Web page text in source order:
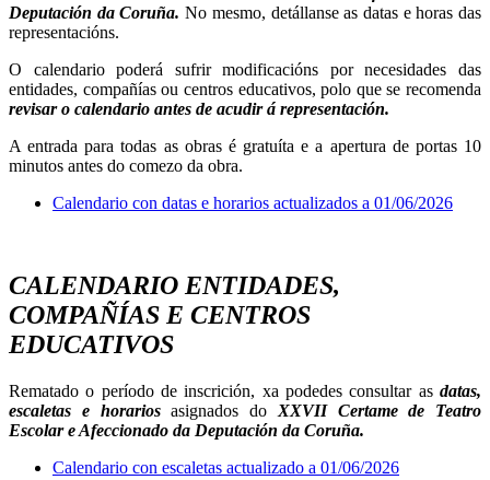
Deputación da Coruña. No mesmo, detállanse as datas e horas das
representacións.
O calendario poderá sufrir modificacións por necesidades das
entidades, compañías ou centros educativos, polo que se recomenda
revisar o calendario antes de acudir á representación.
A entrada para todas as obras é gratuíta e a apertura de portas 10
minutos antes do comezo da obra.
Calendario con datas e horarios actualizados a 01/06/2026
CALENDARIO ENTIDADES,
COMPAÑÍAS E CENTROS
EDUCATIVOS
Rematado o período de inscrición, xa podedes consultar as datas,
escaletas e horariosasignados do XXVII Certame de Teatro
Escolar e Afeccionado da Deputación da Coruña.
Calendario con escaletas actualizado a 01/06/2026